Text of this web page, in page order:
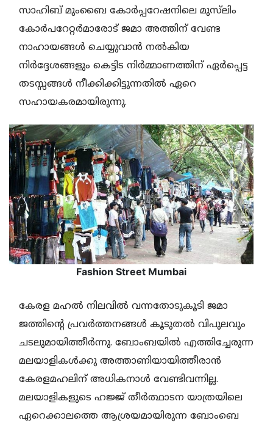
സാഹിബ് മുംബൈ കോര്‍പ്പറേഷനിലെ മുസ്‌ലിം
കോര്‍പറേറ്റര്‍മാരോട് ജമാ അത്തിന് വേണ്ട
നാഹായങ്ങള്‍ ചെയ്യുവാന്‍ നല്‍കിയ
നിര്‍ദ്ദേശങ്ങളും കെട്ടിട നിര്‍മ്മാണത്തിന് ഏര്‍പ്പെട്ട
തടസ്സങ്ങള്‍ നീക്കിക്കിട്ടുന്നതില്‍ ഏറെ
സഹായകരമായിരുന്നു.
Fashion Street Mumbai
കേരള മഹല്‍ നിലവില്‍ വന്നതോടുകൂടി ജമാ
ജത്തിന്റെ പ്രവര്‍ത്തനങ്ങള്‍ കൂടുതല്‍ വിപുലവും
ചടലുമായിത്തീര്‍ന്നു. ബോംബയില്‍ എത്തിച്ചേരുന്ന
മലയാളികള്‍ക്കു അത്താണിയായിത്തീരാന്‍
കേരളമഹലിന് അധികനാള്‍ വേണ്ടിവന്നില്ല.
മലയാളികളുടെ ഹജ്ജ് തീര്‍ത്ഥാടന യാത്രയിലെ
ഏറെക്കാലത്തെ ആശ്രയമായിരുന്ന ബോംബെ